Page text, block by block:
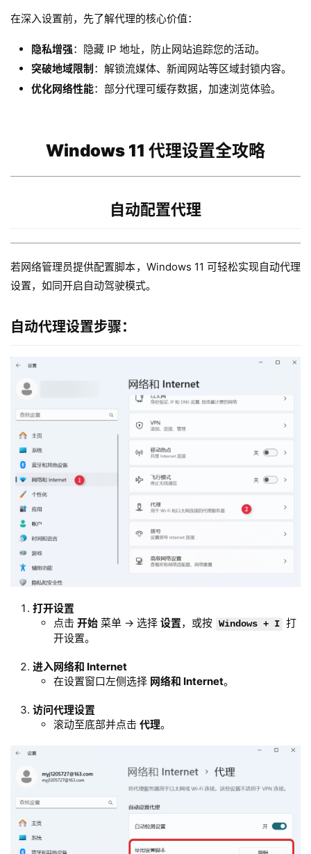
在深入设置前，先了解代理的核心价值：
隐私增强：隐藏 IP 地址，防止网站追踪您的活动。
突破地域限制 ：解锁流媒体、新闻网站等区域封锁内容。
优化网络性能：部分代理可缓存数据，加速浏览体验。
Windows 11 代理设置全攻略
自动配置代理
若网络管理员提供配置脚本，Windows 11 可轻松实现自动代理
设置，如同开启自动驾驶模式。
自动代理设置步骤：
打开设置
点击 开始 菜单 → 选择 设置，或按 Windows + I 打
开设置。
进入网络和 Internet
在设置窗口左侧选择 网络和 Internet。
访问代理设置
滚动至底部并点击 代理。